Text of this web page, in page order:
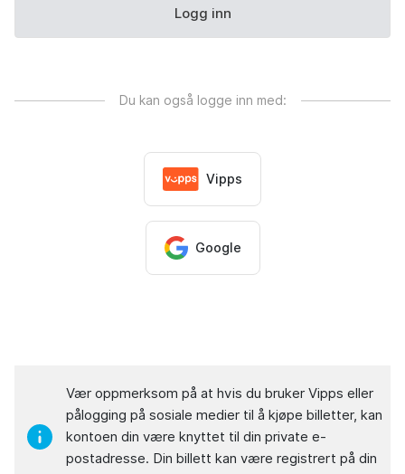
Logg inn
Du kan også logge inn med:
Vipps
Google
Vær oppmerksom på at hvis du bruker Vipps eller
pålogging på sosiale medier til å kjøpe billetter, kan
kontoen din være knyttet til din private e-
postadresse. Din billett kan være registrert på din